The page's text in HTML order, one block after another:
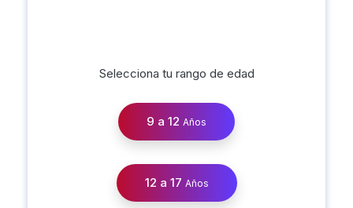
Selecciona tu rango de edad
9 a 12 Años
12 a 17 Años